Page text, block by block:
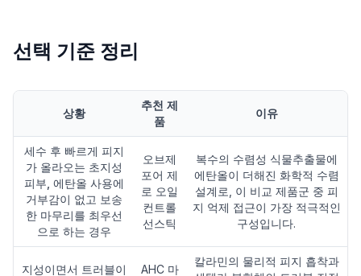
선택 기준 정리
상황
추천 제
품
이유
세수 후 빠르게 피지
가 올라오는 초지성
피부, 에탄올 사용에
거부감이 없고 보송
한 마무리를 최우선
으로 하는 경우
오브제
포어 제
로 오일
컨트롤
선스틱
복수의 수렴성 식물추출물에
에탄올이 더해진 화학적 수렴
설계로, 이 비교 제품군 중 피
지 억제 접근이 가장 적극적인
구성입니다.
지성이면서 트러블이
AHC 마
칼라민의 물리적 피지 흡착과